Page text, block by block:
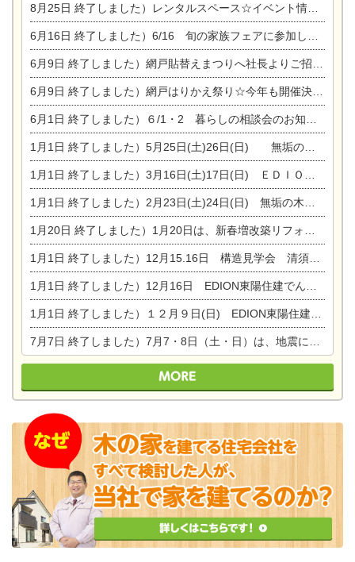
8月25日 終了しました）レンタルスペース☆イベント情報☆チャイルドアロマセラピスト
6月16日 終了しました）6/16 旬の家族フェアに参加します☆
6月9日 終了しました）網戸貼替えまつりへ社長よりご招待です♪
6月9日 終了しました）網戸はりかえ祭り☆今年も開催決定！
6月1日 終了しました）６/1・2 暮らしの相談会のお知らせ
1月1日 終了しました）5月25日(土)26日(日) 無垢の木の家体感見学会開催☆
1月1日 終了しました）3月16日(土)17日(日) ＥＤＩＯＮ東陽住建でんき館 総決算まつり
1月1日 終了しました）2月23日(土)24日(日) 無垢の木の家 完成見学会
1月20日 終了しました）1月20日は、新春増改築リフォームまつり＆家の修理祭り＆家電まつりです。
1月1日 終了しました）12月15.16日 構造見学会 清須市西枇杷島町弁天
1月1日 終了しました）12月16日 EDION東陽住建でんき OPEN第二弾イベント！！
1月1日 終了しました）１２月９日(日) EDION東陽住建でんき館プレＯＰＥＮ！＆家の修理まつり
7月7日 終了しました）7月7・8日（土・日）は、地震に強くて安心！暮らしを楽しむ東濃ひのきの平屋の家体験見学会を開催します。ぜひお越しください。